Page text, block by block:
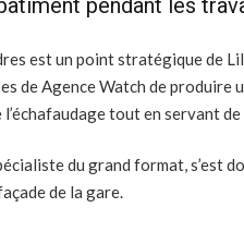
pendant les
est un point stratégique de
de Agence Watch de
tout en servant
du grand format, s’est
de la gare.